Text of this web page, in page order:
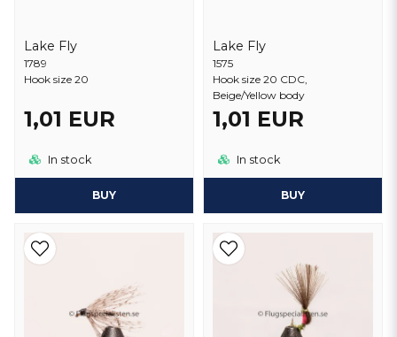
Lake Fly
1789
Hook size 20
1,01 EUR
In stock
BUY
Lake Fly
1575
Hook size 20 CDC,
Beige/Yellow body
1,01 EUR
In stock
BUY